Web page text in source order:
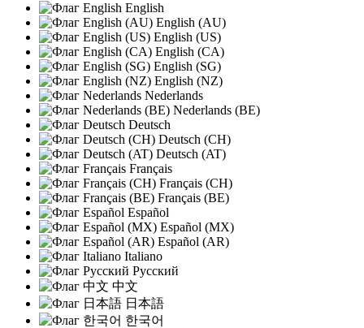
English
English (AU)
English (US)
English (CA)
English (SG)
English (NZ)
Nederlands
Nederlands (BE)
Deutsch
Deutsch (CH)
Deutsch (AT)
Français
Français (CH)
Français (BE)
Español
Español (MX)
Español (AR)
Italiano
Русский
中文
日本語
한국어